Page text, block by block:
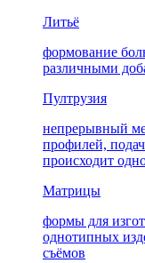
Литьё
формование
различными
Пултрузия
непрерывный
профилей,
происходит
Матрицы
формы для
однотипных
съёмов